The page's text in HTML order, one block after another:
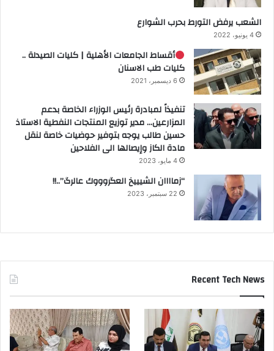
الشعب يرفض التورط بحرب الشوارع
4 يونيو، 2022
أقساط الجامعات الأهلية | كليات الصيدلة ..
كليات طب الاسنان
6 ديسمبر، 2021
تنفيذاً لمبادرة رئيس الوزراء الخاصة بدعم
المزارعين… مدير توزيع المنتجات النفطية الاستاذ
حسين طالب يوجه بتوفير حوضيات خاصة لنقل
مادة الكاز وإيصالها الى الفلاحين
4 مايو، 2023
“زماااان الشيييخ العگروووك عالرگ”..!!
22 سبتمبر، 2023
Recent Tech News